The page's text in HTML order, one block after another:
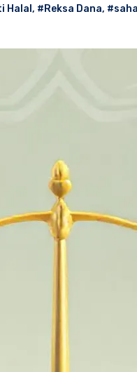
Halal , #Reksa Dana,